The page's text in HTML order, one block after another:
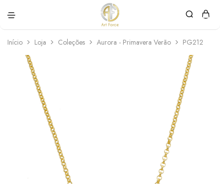
Force
personalizadas
Início Loja Coleções Aurora - Primavera Verão PG212